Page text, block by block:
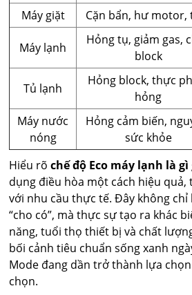
Máy giặt
Cặn bẩn, hư motor,
Máy lạnh
Hỏng tụ, giảm gas,
block
Tủ lạnh
Hỏng block, thực
hỏng
Máy nước
nóng
Hỏng cảm biến,
sức khỏe
Hiểu rõchế độ Eco máy lạnh là gì
dụng điều hòa một cách hiệu quả,
với nhu cầu thực tế. Đây không
“cho có”, mà thực sự tạo ra khác
năng, tuổi thọ thiết bị và chất
bối cảnh tiêu chuẩn sống xanh
Mode đang dần trở thành lựa
chọn.